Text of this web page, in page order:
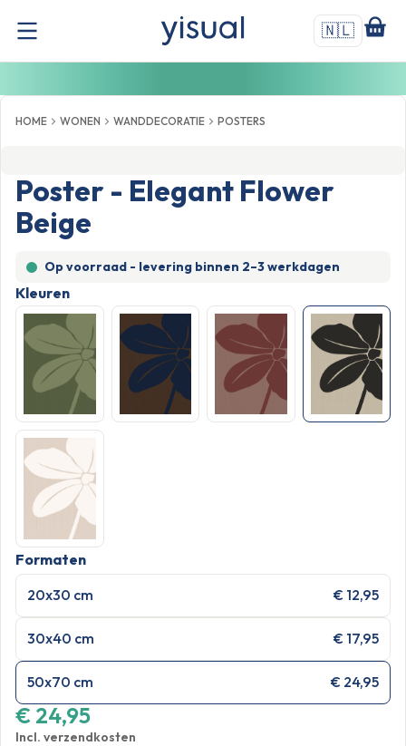
🇳🇱
HOME WONEN WANDDECORATIE POSTERS
Poster - Elegant Flower
Beige
Op voorraad - levering binnen 2–3 werkdagen
Kleuren
Formaten
20x30 cm
€ 12,95
30x40 cm € 17,95
50x70 cm € 24,95
€ 24,95
Incl. verzendkosten